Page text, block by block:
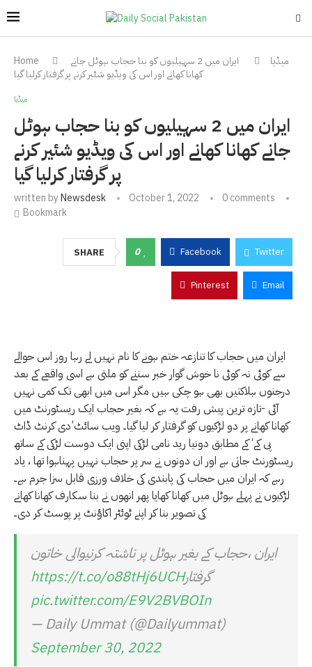
Home میڈیا
ایران میں 2 سہیلیوں کو بنا حجاب ہوٹل جانے
کھانا کھانے اور اس کی ویڈیو شئیر کرنے پر گرفتار کرلیا گیا
میڈیا
ایران میں 2 سہیلیوں کو بنا حجاب ہوٹل
جانے کھانا کھانے اور اس کی ویڈیو شئیر کرنے
پر گرفتار کرلیا گیا
written byNewsdesk October 1, 2022
0 comments
Bookmark
SHARE 0 Facebook Twitter
Pinterest Email
ایران میں حجاب کا تنازعہ ختم ہونے کا نام نہیں لے رہا روز اس حوالے
سے کوئی نہ کوئی نا خوش گوار خبر سننے کو ملتی ہے اسی واقعے کے بعد
درجنوں ہلاکتیں بھی ہو چکی ہیں مگر اس میں ابھی تک کمی نہیں
آئی -تازہ ترین پیش رفت یہ ہے کہ بغیر حجاب ایک ریسٹورنٹ میں
کھانا کھانے پر دو لڑکیوں کو گرفتار کر لیا گیا۔ ویب سائٹ’دی کرنٹ ڈاٹ
پی کے‘ کے مطابق دونیا رید نامی لڑکی اپنی ایک دوست لڑکی کے ساتھ
ریسٹورنٹ جاتی ہے اور ان دونوں نے سر پر حجاب نہیں پہناہوا تھا ، یاد
رہے کہ ایران میں حجاب کی پابندی کی خلاف ورزی قابل سزا جرم ہے۔
لڑکیوں نے پہلے ہوٹل میں کھانا کھایا پھر انھوں نے بنا سکارف کھانا کھانے
کی تصویر بنا کر اپنے ٹوئٹر اکاﺅنٹ پر پوسٹ کر دی۔
ایران ،حجاب کے بغیر ہوٹل پر ناشتہ کرنیوالی خاتون
گرفتارhttps://t.co/o88tHj6UCH
pic.twitter.com/E9V2BVBOIn
— Daily Ummat (@Dailyummat)
September 30, 2022